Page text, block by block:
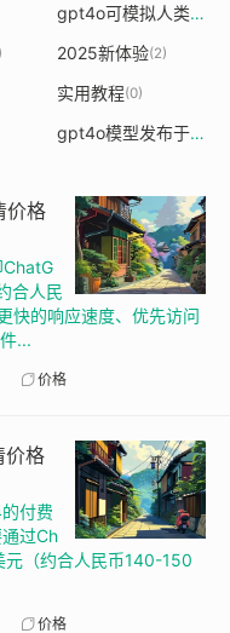
gpt4o可模拟人类情感
2025新体验(2)
实用教程(0)
gpt4o模型发布于什么时候
价格
ChatG
合人民
快的响应速度、优先访问
...
价格
价格
付费
过Ch
元（约合人民币140-150
价格